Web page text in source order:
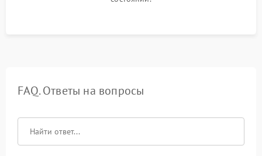
FAQ. Ответы на вопросы